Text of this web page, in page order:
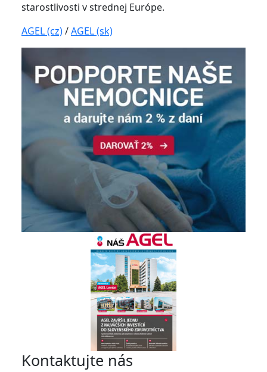
starostlivosti v strednej Európe.
AGEL (cz)/AGEL (sk)
Kontaktujte nás